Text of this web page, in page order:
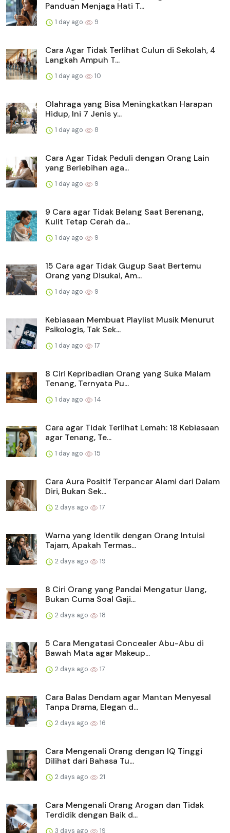
Panduan Menjaga Hati T...
1 day ago 9
Cara Agar Tidak Terlihat Culun di Sekolah, 4
Langkah Ampuh T...
1 day ago 10
Olahraga yang Bisa Meningkatkan Harapan
Hidup, Ini 7 Jenis y...
1 day ago 8
Cara Agar Tidak Peduli dengan Orang Lain
yang Berlebihan aga...
1 day ago 9
9 Cara agar Tidak Belang Saat Berenang,
Kulit Tetap Cerah da...
1 day ago 9
15 Cara agar Tidak Gugup Saat Bertemu
Orang yang Disukai, Am...
1 day ago 9
Kebiasaan Membuat Playlist Musik Menurut
Psikologis, Tak Sek...
1 day ago 17
8 Ciri Kepribadian Orang yang Suka Malam
Tenang, Ternyata Pu...
1 day ago 14
Cara agar Tidak Terlihat Lemah: 18 Kebiasaan
agar Tenang, Te...
1 day ago 15
Cara Aura Positif Terpancar Alami dari Dalam
Diri, Bukan Sek...
2 days ago 17
Warna yang Identik dengan Orang Intuisi
Tajam, Apakah Termas...
2 days ago 19
8 Ciri Orang yang Pandai Mengatur Uang,
Bukan Cuma Soal Gaji...
2 days ago 18
5 Cara Mengatasi Concealer Abu-Abu di
Bawah Mata agar Makeup...
2 days ago 17
Cara Balas Dendam agar Mantan Menyesal
Tanpa Drama, Elegan d...
2 days ago 16
Cara Mengenali Orang dengan IQ Tinggi
Dilihat dari Bahasa Tu...
2 days ago 21
Cara Mengenali Orang Arogan dan Tidak
Terdidik dengan Baik d...
3 days ago 19